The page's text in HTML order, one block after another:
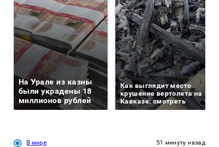
На Урале из казны
были украдены 18
миллионов рублей
Как выглядит место
крушение вертолета на
Кавказе: смотреть
В мире 51 минуту назад